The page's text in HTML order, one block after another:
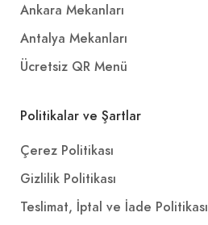
Ankara Mekanları
Antalya Mekanları
Ücretsiz QR Menü
Politikalar ve Şartlar
Çerez Politikası
Gizlilik Politikası
Teslimat, İptal ve İade Politikası